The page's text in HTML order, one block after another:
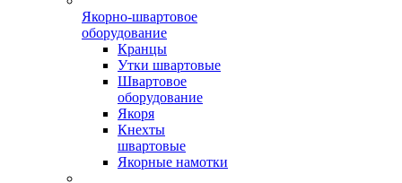
Якорно-швартовое
оборудование
Кранцы
Утки швартовые
Швартовое
оборудование
Якоря
Кнехты
швартовые
Якорные намотки